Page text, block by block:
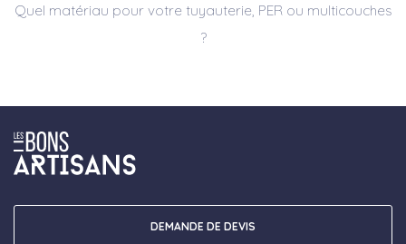
Quel matériau pour votre tuyauterie, PER ou multicouches
?
DEMANDE DE DEVIS